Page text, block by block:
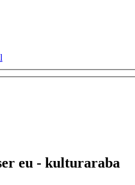
eu - kulturaraba